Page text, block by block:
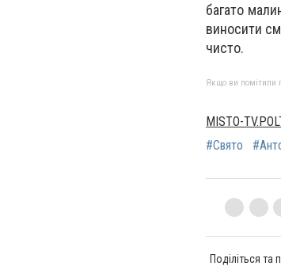
багато
виносити
чисто.
Якщо ви помітили
MISTO-
#Свято
Поділіться та